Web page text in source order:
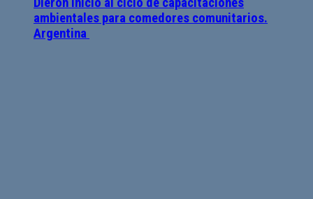
ambientales para comedores comunitarios.
Argentina